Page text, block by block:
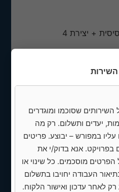
עדכוני דף הבית ותצורה בסיסית + יצירת 4
ותחתון)
לאחר שליחת
מעריכים את
בברכה,
השירות
שסוכמו ומוגדרים
יעדים ותשלום. רק מה
במפורש – יבוצע. פריטים
בפרויקט. אנא בדוק/י את
מוסכמים. כל שינוי או
העבודה יחויבו בתשלום
לאחר עדכון ואישור הלקוח.